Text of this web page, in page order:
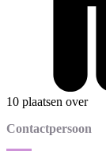
10 plaatsen over
Contactpersoon